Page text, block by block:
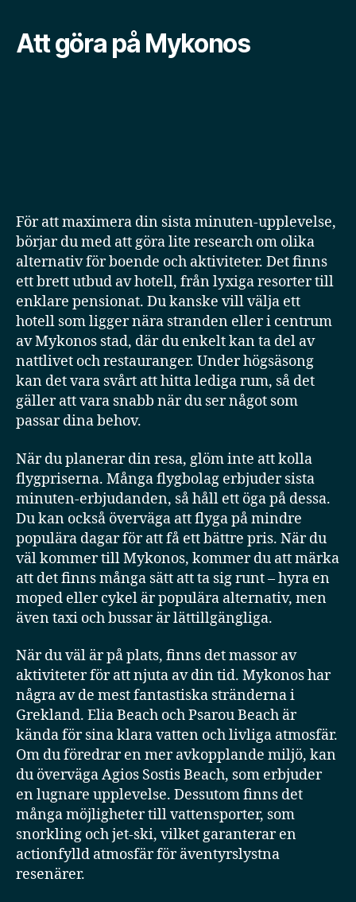
Att göra på Mykonos
För att maximera din sista minuten-upplevelse,
börjar du med att göra lite research om olika
alternativ för boende och aktiviteter. Det finns
ett brett utbud av hotell, från lyxiga resorter till
enklare pensionat. Du kanske vill välja ett
hotell som ligger nära stranden eller i centrum
av Mykonos stad, där du enkelt kan ta del av
nattlivet och restauranger. Under högsäsong
kan det vara svårt att hitta lediga rum, så det
gäller att vara snabb när du ser något som
passar dina behov.
När du planerar din resa, glöm inte att kolla
flygpriserna. Många flygbolag erbjuder sista
minuten-erbjudanden, så håll ett öga på dessa.
Du kan också överväga att flyga på mindre
populära dagar för att få ett bättre pris. När du
väl kommer till Mykonos, kommer du att märka
att det finns många sätt att ta sig runt – hyra en
moped eller cykel är populära alternativ, men
även taxi och bussar är lättillgängliga.
När du väl är på plats, finns det massor av
aktiviteter för att njuta av din tid. Mykonos har
några av de mest fantastiska stränderna i
Grekland. Elia Beach och Psarou Beach är
kända för sina klara vatten och livliga atmosfär.
Om du föredrar en mer avkopplande miljö, kan
du överväga Agios Sostis Beach, som erbjuder
en lugnare upplevelse. Dessutom finns det
många möjligheter till vattensporter, som
snorkling och jet-ski, vilket garanterar en
actionfylld atmosfär för äventyrslystna
resenärer.